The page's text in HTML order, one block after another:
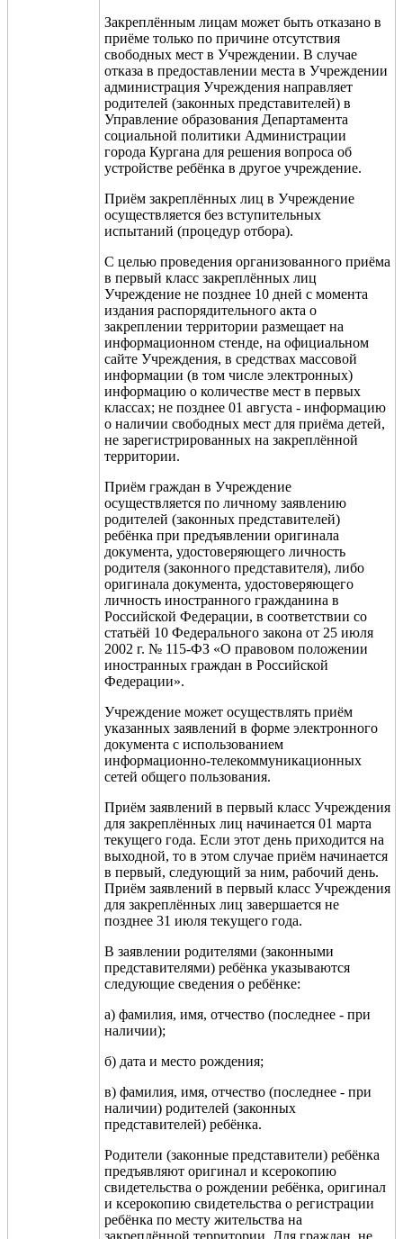
Закреплённым лицам может быть отказано в
приёме только по причине отсутствия
свободных мест в Учреждении. В случае
отказа в предоставлении места в Учреждении
администрация Учреждения направляет
родителей (законных представителей) в
Управление образования Департамента
социальной политики Администрации
города Кургана для решения вопроса об
устройстве ребёнка в другое учреждение.
Приём закреплённых лиц в Учреждение
осуществляется без вступительных
испытаний (процедур отбора).
С целью проведения организованного приёма
в первый класс закреплённых лиц
Учреждение не позднее 10 дней с момента
издания распорядительного акта о
закреплении территории размещает на
информационном стенде, на официальном
сайте Учреждения, в средствах массовой
информации (в том числе электронных)
информацию о количестве мест в первых
классах; не позднее 01 августа - информацию
о наличии свободных мест для приёма детей,
не зарегистрированных на закреплённой
территории.
Приём граждан в Учреждение
осуществляется по личному заявлению
родителей (законных представителей)
ребёнка при предъявлении оригинала
документа, удостоверяющего личность
родителя (законного представителя), либо
оригинала документа, удостоверяющего
личность иностранного гражданина в
Российской Федерации, в соответствии со
статьёй 10 Федерального закона от 25 июля
2002 г. № 115-ФЗ «О правовом положении
иностранных граждан в Российской
Федерации».
Учреждение может осуществлять приём
указанных заявлений в форме электронного
документа с использованием
информационно-телекоммуникационных
сетей общего пользования.
Приём заявлений в первый класс Учреждения
для закреплённых лиц начинается 01 марта
текущего года. Если этот день приходится на
выходной, то в этом случае приём начинается
в первый, следующий за ним, рабочий день.
Приём заявлений в первый класс Учреждения
для закреплённых лиц завершается не
позднее 31 июля текущего года.
В заявлении родителями (законными
представителями) ребёнка указываются
следующие сведения о ребёнке:
а) фамилия, имя, отчество (последнее - при
наличии);
б) дата и место рождения;
в) фамилия, имя, отчество (последнее - при
наличии) родителей (законных
представителей) ребёнка.
Родители (законные представители) ребёнка
предъявляют оригинал и ксерокопию
свидетельства о рождении ребёнка, оригинал
и ксерокопию свидетельства о регистрации
ребёнка по месту жительства на
закреплённой территории. Для граждан, не